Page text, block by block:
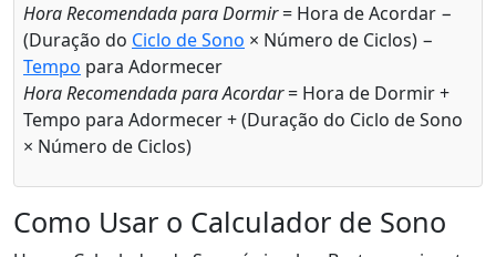
Hora Recomendada para Dormir= Hora de Acordar −
(Duração do Ciclo de Sono × Número de Ciclos) −
Tempo para Adormecer
Hora Recomendada para Acordar= Hora de Dormir +
Tempo para Adormecer + (Duração do Ciclo de Sono
× Número de Ciclos)
Como Usar o Calculador de Sono